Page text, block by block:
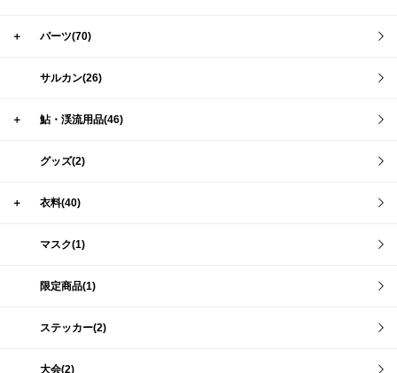
＋ パーツ(70)
サルカン(26)
＋ 鮎・渓流用品(46)
グッズ(2)
＋ 衣料(40)
マスク(1)
限定商品(1)
ステッカー(2)
大会(2)